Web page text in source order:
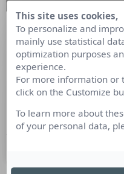
1998-2018, les
d’art et
Le mahJ célèbre son
riche programmation
This site uses cookies,
To personalize and
mainly use statistical
optimization purposes
experience.
For more information or
click on the Customize
To learn more about
of your personal data,